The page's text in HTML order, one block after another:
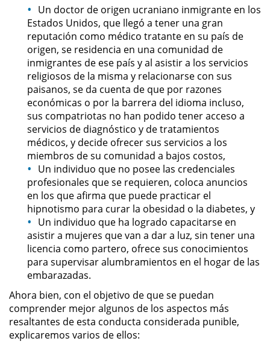
Portar un Arma de Fuego
Cargada
Delitos de Conducción
Chocar y Huir
Conducir con la Licencia
Suspendida
Evadir a un Oficial de Policía
Homicidio Vehicular
Robo de Auto
Delitos de Cuello Blanco
Apropiación Indebida De
Fondos Públicos
Falsificación
Falsificación o Alteración de una
Prescripción Médica
Un doctor de origen ucraniano inmigrante en los
Estados Unidos, que llegó a tener una gran
reputación como médico tratante en su país de
origen, se residencia en una comunidad de
inmigrantes de ese país y al asistir a los servicios
religiosos de la misma y relacionarse con sus
paisanos, se da cuenta de que por razones
económicas o por la barrera del idioma incluso,
sus compatriotas no han podido tener acceso a
servicios de diagnóstico y de tratamientos
médicos, y decide ofrecer sus servicios a los
miembros de su comunidad a bajos costos,
Un individuo que no posee las credenciales
profesionales que se requieren, coloca anuncios
en los que afirma que puede practicar el
hipnotismo para curar la obesidad o la diabetes, y
Un individuo que ha logrado capacitarse en
asistir a mujeres que van a dar a luz, sin tener una
licencia como partero, ofrece sus conocimientos
para supervisar alumbramientos en el hogar de las
embarazadas.
Ahora bien, con el objetivo de que se puedan
comprender mejor algunos de los aspectos más
resaltantes de esta conducta considerada punible,
explicaremos varios de ellos: